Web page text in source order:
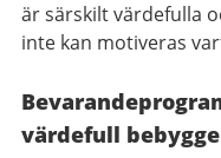
är särskilt värdefulla
inte kan motiveras
värdefull